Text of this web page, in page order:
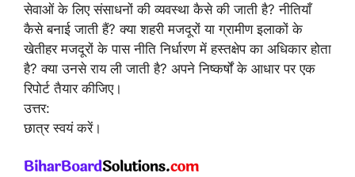
सेवाओं के लिए संसाधनों की व्यवस्था कैसे की जाती है? नीतियाँ
कैसे बनाई जाती हैं? क्या शहरी मजदूरों या ग्रामीण इलाकों के
खेतीहर मजदूरों के पास नीति निर्धारण में हस्तक्षेप का अधिकार होता
है? क्या उनसे राय ली जाती है? अपने निष्कर्षों के आधार पर एक
रिपोर्ट तैयार कीजिए।
उत्तर:
छात्र स्वयं करें।